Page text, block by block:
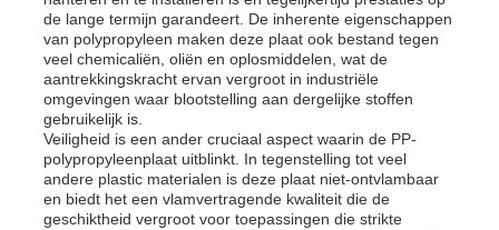
Thuis
Producten
de lange termijn garandeert. De inherente eigenschappen
van polypropyleen maken deze plaat ook bestand tegen
veel chemicaliën, oliën en oplosmiddelen, wat de
aantrekkingskracht ervan vergroot in industriële
omgevingen waar blootstelling aan dergelijke stoffen
gebruikelijk is.
Veiligheid is een ander cruciaal aspect waarin de PP-
polypropyleenplaat uitblinkt. In tegenstelling tot veel
andere plastic materialen is deze plaat niet-ontvlambaar
en biedt het een vlamvertragende kwaliteit die de
geschiktheid vergroot voor toepassingen die strikte